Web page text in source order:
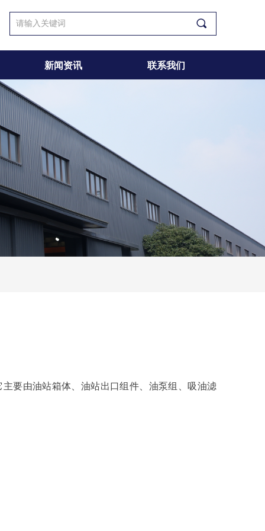
新闻资讯 联系我们
끠
要由油站箱体、油站出口组件、油泵组、吸油滤